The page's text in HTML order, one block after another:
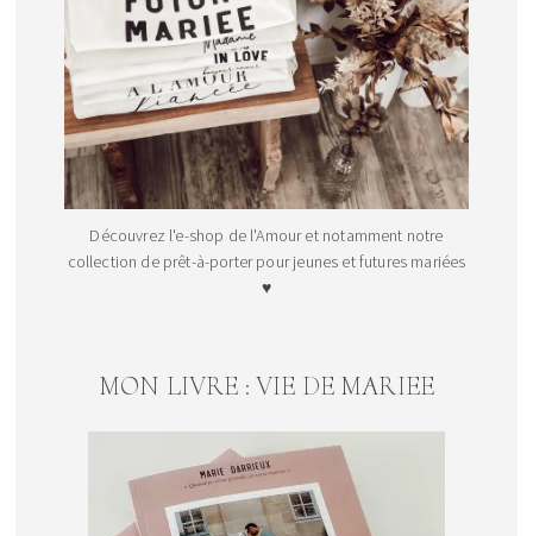
Découvrez l'e-shop de l'Amour et notamment notre
collection de prêt-à-porter pour jeunes et futures mariées
♥
MON LIVRE : VIE DE MARIEE